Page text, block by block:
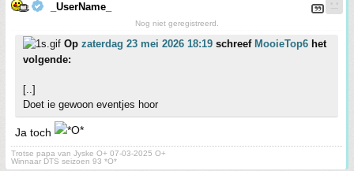
_UserName_
Nog niet geregistreerd.
Op zaterdag 23 mei 2026 18:19 schreef MooieTop6 het
volgende:
[..]
Doet ie gewoon eventjes hoor
Ja toch
Trotse papa van Jyske O+ 07-03-2025 O+
Winnaar DTS seizoen 93 *O*